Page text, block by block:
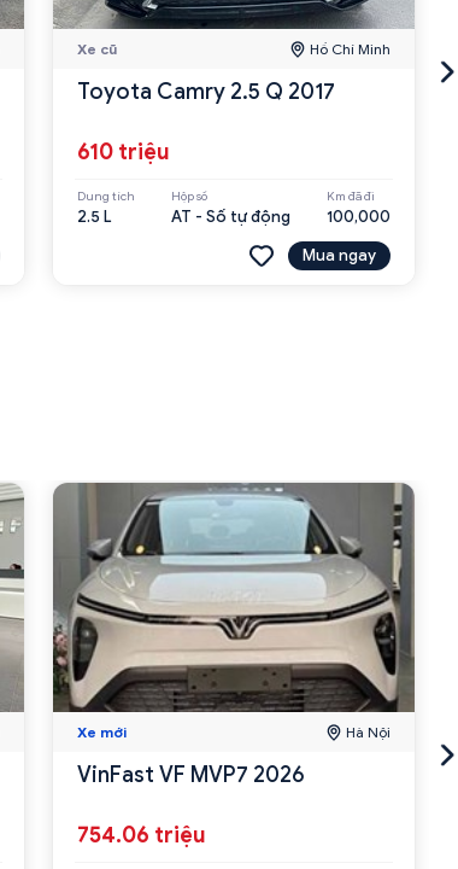
Xe cũ Hồ Chí Minh
Toyota Camry 2.5 Q 2017
610 triệu
Dung tích
2.5 L
Hộp số
AT - Số tự động
Km đã đi
100,000
Mua ngay
Xe mới Hà Nội
VinFast VF MVP7 2026
754.06 triệu